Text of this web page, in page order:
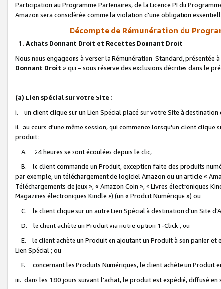
Participation au Programme Partenaires, de la Licence PI du
Amazon sera considérée comme la violation d’une obligation
Décompte de Rémunération du
1. Achats Donnant Droit et Recettes Donnant Droit
Nous nous engageons à verser la Rémunération Standard, présentée
Donnant Droit » qui – sous réserve des exclusions décrites dans le
(a) Lien spécial sur votre Site :
i. un client clique sur un Lien Spécial placé sur votre Site à destination
ii. au cours d'une même session, qui commence lorsqu'un client
produit :
A. 24 heures se sont écoulées depuis le clic,
B. le client commande un Produit, exception faite des produits
par exemple, un téléchargement de logiciel Amazon ou un article «
Téléchargements de jeux », « Amazon Coin », « Livres électroniques
Magazines électroniques Kindle ») (un « Produit Numérique ») ou
C. le client clique sur un autre Lien Spécial à destination d'un Site
D. le client achète un Produit via notre option 1-Click ; ou
E. le client achète un Produit en ajoutant un Produit à son panier et
Lien Spécial ; ou
F. concernant les Produits Numériques, le client achète un Produit
iii. dans les 180 jours suivant l'achat, le produit est expédié, diffusé